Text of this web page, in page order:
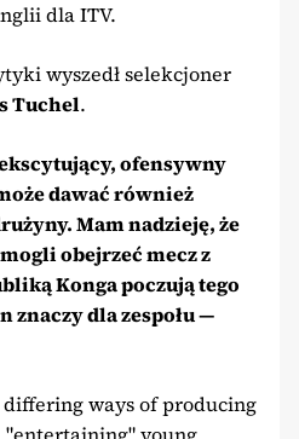
dla ITV.
wyszedł selekcjoner
Tuchel.
ofensywny
dawać również
Mam nadzieję, że
obejrzeć mecz z
Konga poczują tego
znaczy dla zespołu —
ways of producing